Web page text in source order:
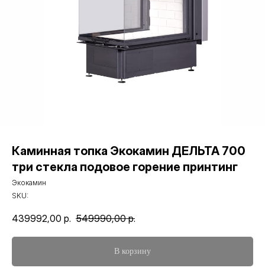
Каминная топка Экокамин ДЕЛЬТА 700
три стекла подовое горение принтинг
Экокамин
SKU:
439992,00 р. 549990,00 р.
В корзину